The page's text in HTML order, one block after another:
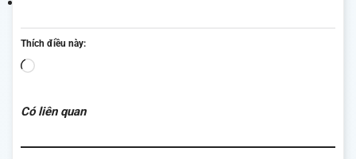
Thích điều này:
Đang
Có liên quan